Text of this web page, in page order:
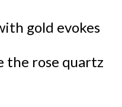
gold evokes
the rose quartz